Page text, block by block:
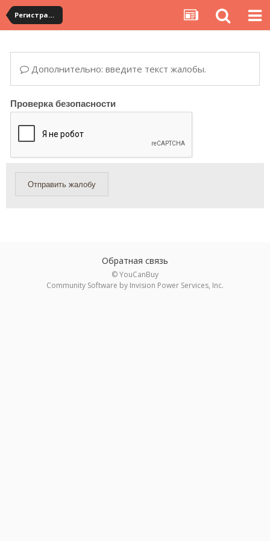
Регистрация на YouCanBuy. Общие вопросы по работе сервиса
Дополнительно: введите текст жалобы.
Проверка безопасности
Отправить жалобу
Обратная связь
© YouCanBuy
Community Software by Invision Power Services, Inc.